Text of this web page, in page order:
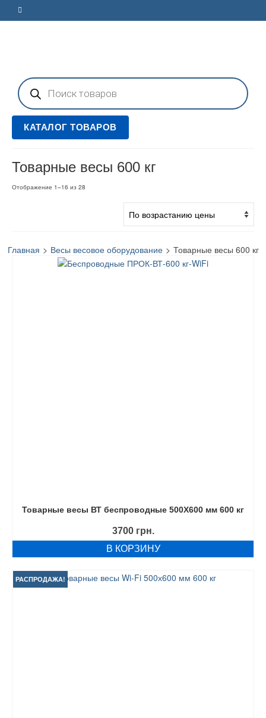
Поиск
товаров
КАТАЛОГ ТОВАРОВ
Товарные весы 600 кг
Отображение 1–16 из 28
Главная > Весы весовое оборудование > Товарные весы 600 кг
Товарные весы ВТ беспроводные 500Х600 мм 600 кг
3700 грн.
В КОРЗИНУ
РАСПРОДАЖА!